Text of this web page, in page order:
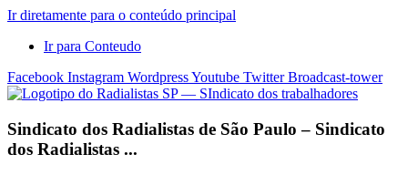
Ir diretamente para o conteúdo principal
Ir para Conteudo
Facebook Instagram WordpressYoutube Twitter Broadcast-tower
Sindicato dos Radialistas de São Paulo – Sindicato
dos Radialistas ...